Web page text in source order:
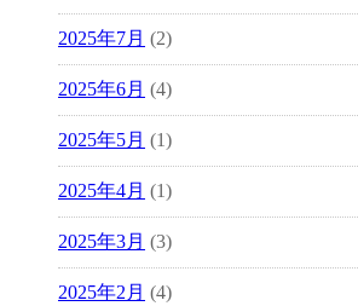
2025年7月 (2)
2025年6月 (4)
2025年5月 (1)
2025年4月 (1)
2025年3月 (3)
2025年2月 (4)